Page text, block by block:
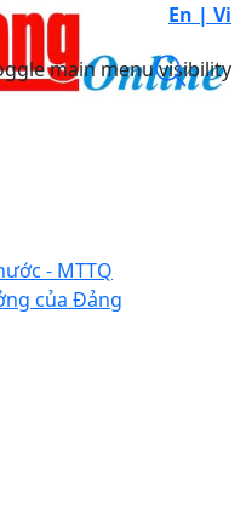
En | Vi
main menu visibility
- MTTQ
của Đảng